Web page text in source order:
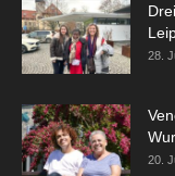
28.
20.